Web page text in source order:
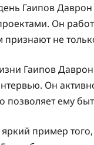
Гаипов Даврон
Он
не
Гаипов
Он
позволяет ему
пример того,